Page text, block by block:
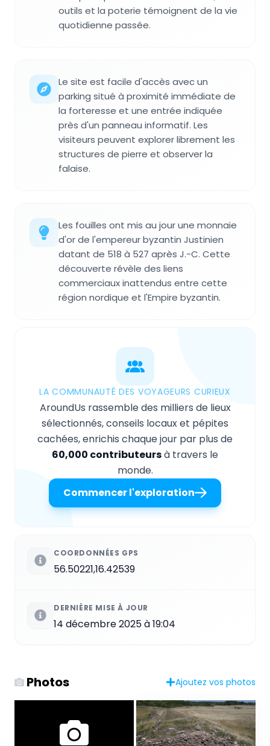
outils et la poterie témoignent de la vie
quotidienne passée.
Le site est facile d'accès avec un
parking situé à proximité immédiate de
la forteresse et une entrée indiquée
près d'un panneau informatif. Les
visiteurs peuvent explorer librement les
structures de pierre et observer la
falaise.
Les fouilles ont mis au jour une monnaie
d'or de l'empereur byzantin Justinien
datant de 518 à 527 après J.-C. Cette
découverte révèle des liens
commerciaux inattendus entre cette
région nordique et l'Empire byzantin.
LA COMMUNAUTÉ DES VOYAGEURS CURIEUX
AroundUs rassemble des milliers de lieux
sélectionnés, conseils locaux et pépites
cachées, enrichis chaque jour par plus de
60,000 contributeursà travers le
monde.
Commencer l'exploration
COORDONNÉES GPS
56.50221,16.42539
DERNIÈRE MISE À JOUR
14 décembre 2025 à 19:04
Photos Ajoutez vos photos